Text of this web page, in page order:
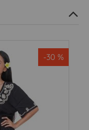
-30 %